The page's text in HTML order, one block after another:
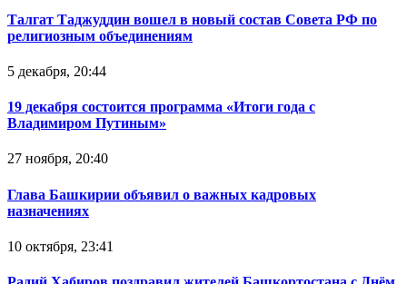
Талгат Таджуддин вошел в новый состав Совета РФ по
религиозным объединениям
5 декабря, 20:44
19 декабря состоится программа «Итоги года с
Владимиром Путиным»
27 ноября, 20:40
Глава Башкирии объявил о важных кадровых
назначениях
10 октября, 23:41